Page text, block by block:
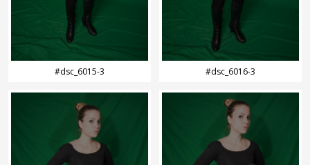
#dsc_6015-3 #dsc_6016-3